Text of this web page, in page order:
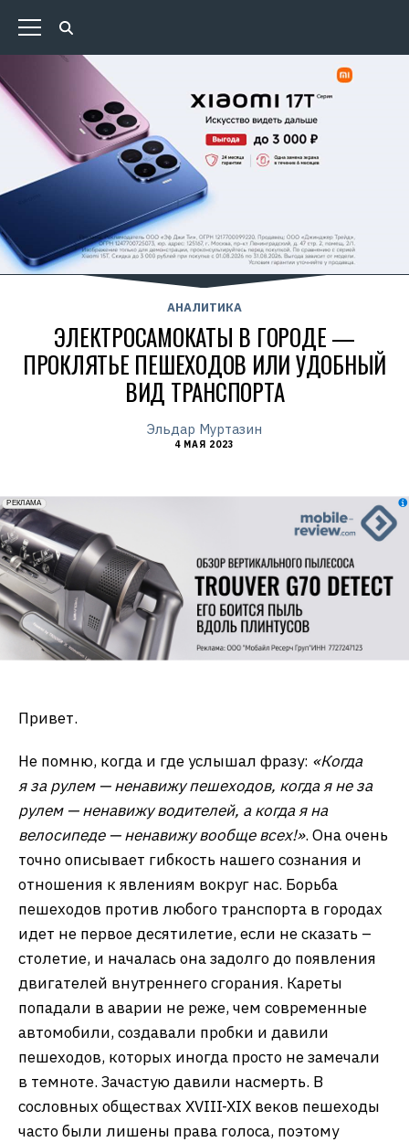
АНАЛИТИКА
ЭЛЕКТРОСАМОКАТЫ В ГОРОДЕ —
ПРОКЛЯТЬЕ ПЕШЕХОДОВ ИЛИ УДОБНЫЙ
ВИД ТРАНСПОРТА
Эльдар Муртазин
4 МАЯ 2023
erid: 2VfnxxmNzs5
РЕКЛАМА
Привет.
Не помню, когда и где услышал фразу: «Когда
я за рулем — ненавижу пешеходов, когда я не за
рулем — ненавижу водителей, а когда я на
велосипеде — ненавижу вообще всех!». Она очень
точно описывает гибкость нашего сознания и
отношения к явлениям вокруг нас. Борьба
пешеходов против любого транспорта в городах
идет не первое десятилетие, если не сказать –
столетие, и началась она задолго до появления
двигателей внутреннего сгорания. Кареты
попадали в аварии не реже, чем современные
автомобили, создавали пробки и давили
пешеходов, которых иногда просто не замечали
в темноте. Зачастую давили насмерть. В
сословных обществах XVIII-XIX веков пешеходы
часто были лишены права голоса, поэтому